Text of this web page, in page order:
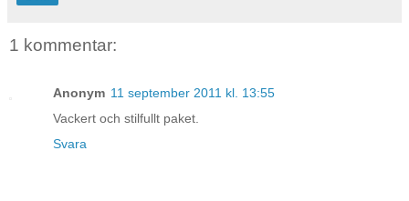
1 kommentar:
Anonym 11 september 2011 kl. 13:55
Vackert och stilfullt paket.
Svara